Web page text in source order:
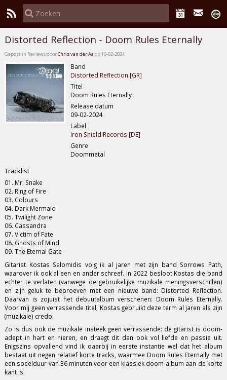
Distorted Reflection - Doom Rules Eternally
Gepost in Reviews doorChris van der Aa op 16-02-2024
Band
Distorted Reflection [GR]
Titel
Doom Rules Eternally
Release datum
09-02-2024
Label
Iron Shield Records [DE]
Genre
Doommetal
Tracklist
01. Mr. Snake
02. Ring of Fire
03. Colours
04. Dark Mermaid
05. Twilight Zone
06. Cassandra
07. Victim of Fate
08. Ghosts of Mind
09. The Eternal Gate
Gitarist Kostas Salomidis volg ik al jaren met zijn band Sorrows Path,
waarover ik ook al een en ander schreef. In 2022 besloot Kostas die band
echter te verlaten (vanwege de gebruikelijke muzikale meningsverschillen)
en zijn geluk te beproeven met een nieuwe band: Distorted Reflection.
Daarvan is zojuist het debuutalbum verschenen: Doom Rules Eternally.
Voor mij geen verrassende titel, Kostas gebruikt deze term al jaren als zijn
(muzikale) credo.
Zo is dus ook de muzikale insteek geen verrassende: de gitarist is doom-
adept in hart en nieren, en draagt dit dan ook vol liefde en passie uit.
Enigszins opvallend vind ik daarbij in eerste instantie wel dat het album
bestaat uit negen relatief korte tracks, waarmee Doom Rules Eternally met
een speelduur van 36 minuten voor een klassiek doom-album aan de korte
kant is.